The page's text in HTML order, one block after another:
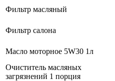
Фильтр масляный
Фильтр салона
Масло моторное 5W30 1л
Очиститель масляных
загрязнений 1 порция